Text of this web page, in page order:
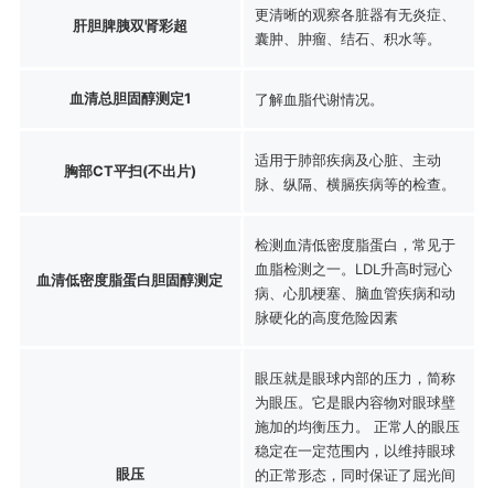
肝胆脾胰双肾彩超
更清晰的观察各脏器有无炎症、
囊肿、肿瘤、结石、积水等。
血清总胆固醇测定1 了解血脂代谢情况。
胸部CT平扫(不出片)
适用于肺部疾病及心脏、主动
脉、纵隔、横膈疾病等的检查。
血清低密度脂蛋白胆固醇测定
检测血清低密度脂蛋白，常见于
血脂检测之一。LDL升高时冠心
病、心肌梗塞、脑血管疾病和动
脉硬化的高度危险因素
眼压
眼压就是眼球内部的压力，简称
为眼压。它是眼内容物对眼球壁
施加的均衡压力。 正常人的眼压
稳定在一定范围内，以维持眼球
的正常形态，同时保证了屈光间